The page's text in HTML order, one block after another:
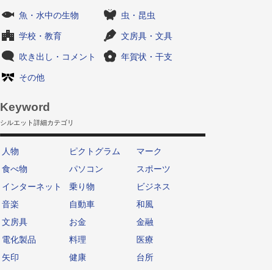
魚・水中の生物 虫・昆虫
学校・教育 文房具・文具
吹き出し・コメント 年賀状・干支
その他
Keyword
シルエット詳細カテゴリ
人物 ピクトグラム
マーク
食べ物
パソコン
スポーツ
インターネット
乗り物
ビジネス
音楽
自動車
和風
文房具
お金
金融
電化製品
料理
医療
矢印
健康
台所